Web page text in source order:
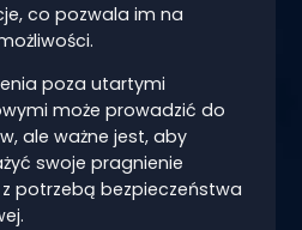
co pozwala im na
poza utartymi
może prowadzić do
ale ważne jest, aby
swoje pragnienie
potrzebą bezpieczeństwa